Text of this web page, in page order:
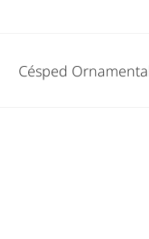
Césped